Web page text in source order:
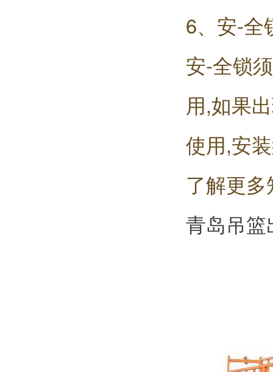
6、安-全
安-全锁
用,如果
使用,安
了解更
青岛吊